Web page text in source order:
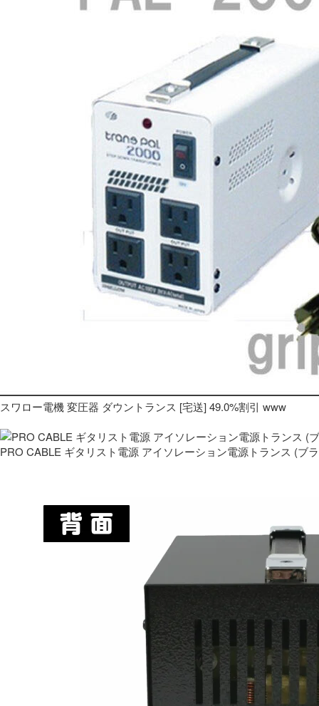
スワロー電機 変圧器 ダウントランス [宅送] 49.0%割引 www
PRO CABLE ギタリスト電源 アイソレーション電源トランス (ブ